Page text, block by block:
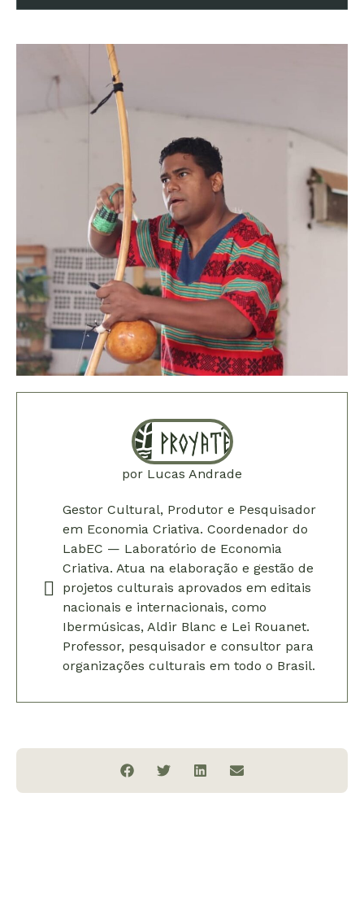
por Lucas Andrade
Gestor Cultural, Produtor e Pesquisador
em Economia Criativa. Coordenador do
LabEC — Laboratório de Economia
Criativa. Atua na elaboração e gestão de
projetos culturais aprovados em editais
nacionais e internacionais, como
Ibermúsicas, Aldir Blanc e Lei Rouanet.
Professor, pesquisador e consultor para
organizações culturais em todo o Brasil.